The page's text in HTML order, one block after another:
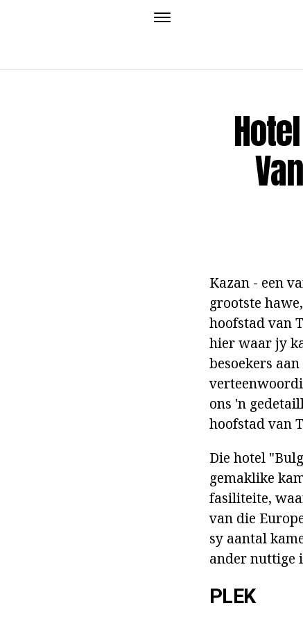
Kazan - een
grootste
hoofstad van
hier waar jy
besoekers
ons 'n
hoofstad van
Die hotel
gemaklike
fasiliteite,
van die
sy aantal
ander nuttige
PLEK